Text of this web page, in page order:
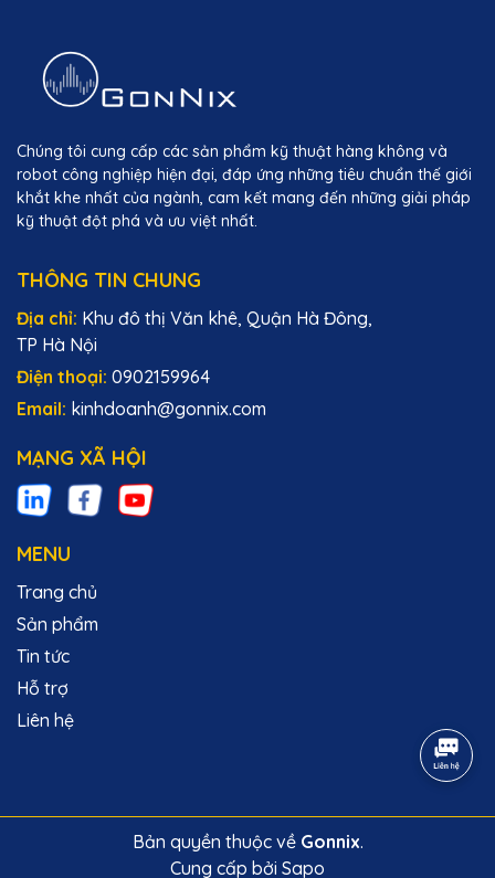
Chúng tôi cung cấp các sản phẩm kỹ thuật hàng không và
robot công nghiệp hiện đại, đáp ứng những tiêu chuẩn thế giới
khắt khe nhất của ngành, cam kết mang đến những giải pháp
kỹ thuật đột phá và ưu việt nhất.
THÔNG TIN CHUNG
Địa chỉ: Khu đô thị Văn khê, Quận Hà Đông,
TP Hà Nội
Điện thoại: 0902159964
Email: kinhdoanh@gonnix.com
MẠNG XÃ HỘI
MENU
Trang chủ
Sản phẩm
Tin tức
Hỗ trợ
Liên hệ
Bản quyền thuộc về Gonnix.
Cung cấp bởi Sapo